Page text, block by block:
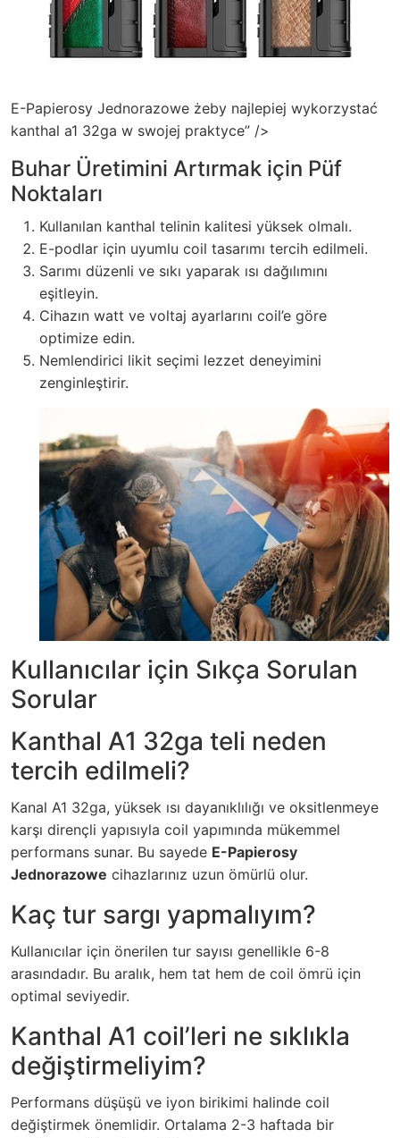
E-Papierosy Jednorazowe żeby najlepiej wykorzystać
kanthal a1 32ga w swojej praktyce” />
Buhar Üretimini Artırmak için Püf
Noktaları
Kullanılan kanthal telinin kalitesi yüksek olmalı.
E-podlar için uyumlu coil tasarımı tercih edilmeli.
Sarımı düzenli ve sıkı yaparak ısı dağılımını
eşitleyin.
Cihazın watt ve voltaj ayarlarını coil’e göre
optimize edin.
Nemlendirici likit seçimi lezzet deneyimini
zenginleştirir.
Kullanıcılar için Sıkça Sorulan
Sorular
Kanthal A1 32ga teli neden
tercih edilmeli?
Kanal A1 32ga, yüksek ısı dayanıklılığı ve oksitlenmeye
karşı dirençli yapısıyla coil yapımında mükemmel
performans sunar. Bu sayede E-Papierosy
Jednorazowe cihazlarınız uzun ömürlü olur.
Kaç tur sargı yapmalıyım?
Kullanıcılar için önerilen tur sayısı genellikle 6-8
arasındadır. Bu aralık, hem tat hem de coil ömrü için
optimal seviyedir.
Kanthal A1 coil’leri ne sıklıkla
değiştirmeliyim?
Performans düşüşü ve iyon birikimi halinde coil
değiştirmek önemlidir. Ortalama 2-3 haftada bir